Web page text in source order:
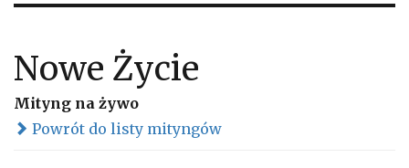
Nowe Życie
Mityng na żywo
Powrót do listy mityngów